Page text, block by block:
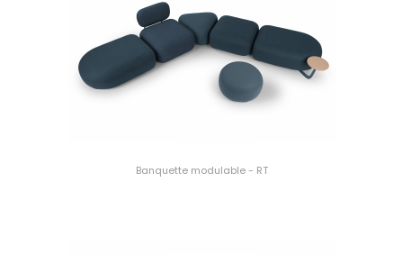
Banquette modulable - RT